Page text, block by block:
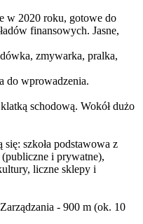
w 2020 roku, gotowe do
finansowych. Jasne,
zmywarka, pralka,
do wprowadzenia.
schodową. Wokół dużo
szkoła podstawowa z
i prywatne),
liczne sklepy i
- 900 m (ok. 10